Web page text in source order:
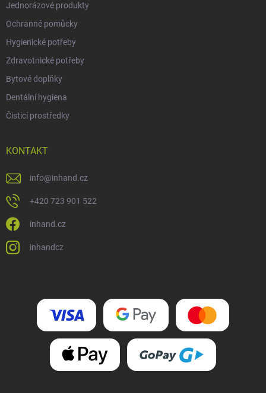
Jednorázové produkty
Ochranné pomůcky
Hygienické potřeby
Zdravotnické potřeby
Bytové doplňky
Dentální hygiena
Čisticí prostředky
KONTAKT
info@inhand.cz
+420 723 901 522
inhand.cz
inhandcz